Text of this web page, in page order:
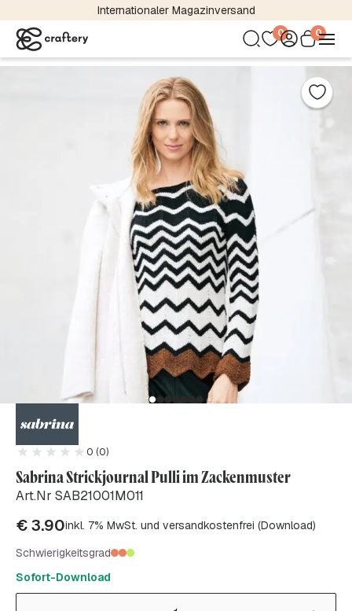
Internationaler Magazinversand
0 0
0 (0)
Sabrina Strickjournal Pulli im Zackenmuster
Art.Nr SAB21001M011
€3.90inkl. 7% MwSt. und versandkostenfrei (Download)
Schwierigkeitsgrad
Sofort-Download